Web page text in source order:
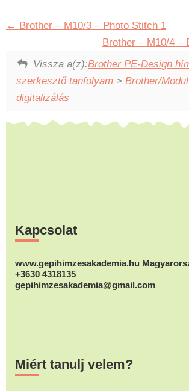
Brother – M10/3 – Photo Stitch 1
Brother – M10/4 –
Vissza a(z):Brother PE-Design
szerkesztő tanfolyam >Brother/
digitalizálás
Kapcsolat
www.gepihimzesakademia.hu
+3630 4318135
gepihimzesakademia@gmail.com
Miért tanulj velem?